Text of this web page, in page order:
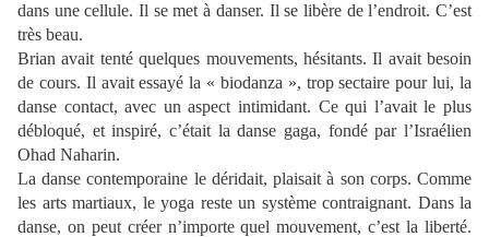
dans une cellule. Il se met à danser. Il se libère de l’endroit. C’est
très beau.
Brian avait tenté quelques mouvements, hésitants. Il avait besoin
de cours. Il avait essayé la « biodanza », trop sectaire pour lui, la
danse contact, avec un aspect intimidant. Ce qui l’avait le plus
débloqué, et inspiré, c’était la danse gaga, fondé par l’Israélien
Ohad Naharin.
La danse contemporaine le déridait, plaisait à son corps. Comme
les arts martiaux, le yoga reste un système contraignant. Dans la
danse, on peut créer n’importe quel mouvement, c’est la liberté.